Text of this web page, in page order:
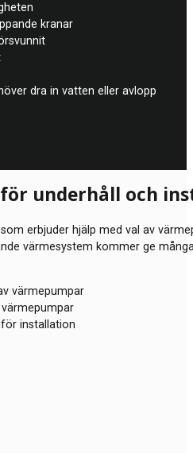
kranar
dra in vatten eller avlopp
underhåll och
erbjuder hjälp med val av
värmesystem kommer ge
värmepumpar
installation